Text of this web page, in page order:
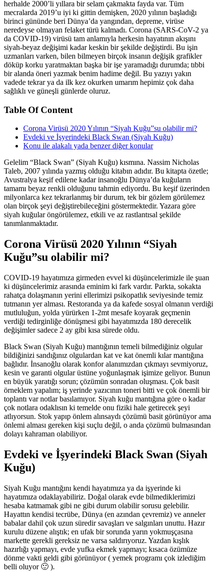
herhalde 2000’li yıllara bir selam çakmakta fayda var. Tüm
mecralarda 2019’u iyi ki gittin demişken, 2020 yılının başladığı
birinci gününde beri Dünya’da yangından, depreme, virüse
neredeyse olmayan felaket türü kalmadı. Corona (SARS-CoV-2 ya
da COVID-19) virüsü tam anlamıyla herkesin hayatının akışını
siyah-beyaz değişimi kadar keskin bir şekilde değiştirdi. Bu işin
uzmanları varken, bilen bilmeyen birçok insanın değişik grafikler
döküp korku yaratmaktan başka bir işe yaramadığı durumda; tıbbi
bir alanda öneri yazmak benim hadime değil. Bu yazıyı yakın
vadede tekrar ya da ilk kez okurken umarım hepimiz çok daha
sağlıklı ve güneşli günlerde oluruz.
Table Of Content
Corona Virüsü 2020 Yılının “Siyah Kuğu”su olabilir mi?
Evdeki ve İşyerindeki Black Swan (Siyah Kuğu)
Konu ile alakalı yada benzer diğer konular
Gelelim “Black Swan” (Siyah Kuğu) kısmına. Nassim Nicholas
Taleb, 2007 yılında yazmış olduğu kitabın adıdır. Bu kitapta özetle;
Avustralya keşif edilene kadar insanoğlu Dünya’da kuğuların
tamamı beyaz renkli olduğunu tahmin ediyordu. Bu keşif üzerinden
milyonlarca kez tekrarlanmış bir durum, tek bir gözlem görülemez
olan birçok şeyi değiştirebileceğini göstermektedir. Yazara göre
siyah kuğular öngörülemez, etkili ve az rastlantısal şekilde
tanımlanmaktadır.
Corona Virüsü 2020 Yılının “Siyah
Kuğu”su olabilir mi?
COVID-19 hayatımıza girmeden evvel ki düşüncelerimizle ile şuan
ki düşüncelerimiz arasında eminim ki fark vardır. Parkta, sokakta
rahatça dolaşmanın yerini ellerimizi psikopatlık seviyesinde temiz
tutmanın yer alması. Restoranda ya da kafede sosyal olmanın verdiği
mutluluğun, yolda yürürken 1-2mt mesafe koyarak geçmenin
verdiği tedirginliğe dönüşmesi gibi hayatımızda 180 derecelik
değişimler sadece 2 ay gibi kısa sürede oldu.
Black Swan (Siyah Kuğu) mantığının temeli bilmediğiniz olgular
bildiğinizi sandığınız olgulardan kat ve kat önemli kılar mantığına
bağlıdır. İnsanoğlu olarak konfor alanımızdan çıkmayı sevmiyoruz,
kesin ve garanti olgular üstüne yoğunlaşmak işimize geliyor. Bunun
en büyük yaratığı sorun; çözümün sonradan oluşması. Çok basit
örneklem yapalım; iş yerinde yazıcının toneri bitti ve çok önemli bir
toplantı var notlar basılamıyor. Siyah kuğu mantığına göre o kadar
çok notlara odaklısın ki temelde onu fiziki hale getirecek şeyi
atlıyorsun. Stok yapıp önlem alınsaydı çözümü basit görünüyor ama
önlemi alması gereken kişi suçlu değil, o anda çözümü bulmasından
dolayı kahraman olabiliyor.
Evdeki ve İşyerindeki Black Swan (Siyah
Kuğu)
Siyah Kuğu mantığını kendi hayatımıza ya da işyerinde ki
hayatımıza odaklayabiliriz. Doğal olarak evde bilmediklerimizi
hesaba katmamak gibi ne gibi durum olabilir sorusu gelebilir.
Hayattın kendisi tecrübe, Dünya (en azından çevremiz) ve anneler
babalar dahil çok uzun süredir savaşları ve salgınları unuttu. Hazır
kurulu düzene alıştık; en ufak bir sorunda yarın yokmuşçasına
markette gerekli gereksiz ne varsa saldırıyoruz. Yazdan kışlık
hazırlığı yapmayı, evde yufka ekmek yapmayı; kısaca özümüze
dönme vakti geldi gibi görünüyor ( yemek programı çok izlediğim
belli oluyor 🙂 ).